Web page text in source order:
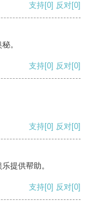
支持[0] 反对[0]
。
支持[0] 反对[0]
支持[0] 反对[0]
提供帮助。
支持[0] 反对[0]